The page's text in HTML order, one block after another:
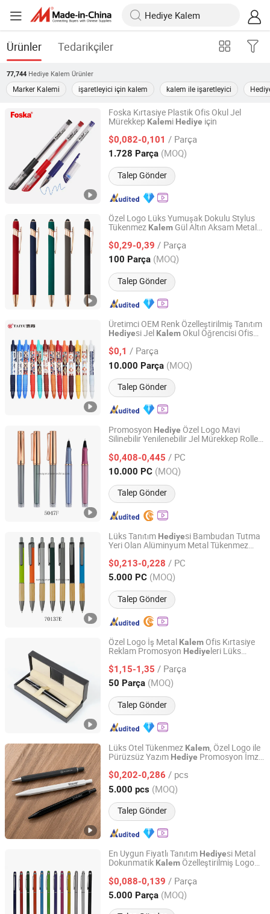
Ürünler Tedarikçiler
77,744 Hediye Kalem Ürünler
Marker Kalemi işaretleyici için kalem kalem ile işaretleyici
Foska Kırtasiye Plastik Ofis Okul Jel
Mürekkep Kalemi Hediye için
$0,082-0,101 / Parça
1.728 Parça (MOQ)
Talep Gönder
Anhui Sunshine Stationery Co., Ltd.
Anhui, China Fiyat 2017
Özel Logo Lüks Yumuşak Dokulu Stylus
Tükenmez Kalem Gül Altın Aksam Metal
$0,29-0,39 / Parça
100 Parça (MOQ)
Talep Gönder
Fuzhou Whole Line Trading Co., Ltd.
Fujian, China Fiyat 2018
Üretimci OEM Renk Özelleştirilmiş Tanıtım
Hediyesi Jel Kalem Okul Öğrencisi Ofis
$0,1 / Parça
10.000 Parça (MOQ)
Talep Gönder
Ningbo Taiyu Stationery Co., Ltd.
Zhejiang, China Fiyat 2014
Promosyon Hediye Özel Logo Mavi
Silinebilir Yenilenebilir Jel Mürekkep Roller
$0,408-0,445 / PC
10.000 PC (MOQ)
Talep Gönder
Ningbo Blue Bridge Import & Export Co.,Ltd
Zhejiang, China Fiyat 2026
Lüks Tanıtım Hediyesi Bambudan Tutma
Yeri Olan Alüminyum Metal Tükenmez
$0,213-0,228 / PC
5.000 PC (MOQ)
Talep Gönder
Ningbo Blue Bridge Import & Export Co.,Ltd
Zhejiang, China Fiyat 2026
Özel Logo İş Metal Kalem Ofis Kırtasiye
Reklam Promosyon Hediyeleri Lüks
$1,15-1,35 / Parça
50 Parça (MOQ)
Talep Gönder
Taizhou EEGO Industry & Trade Co., Ltd.
Zhejiang, China Fiyat 2021
Lüks Otel Tükenmez Kalem, Özel Logo ile
Pürüzsüz Yazım Hediye Promosyon İmza
$0,202-0,286 / pcs
5.000 pcs (MOQ)
Talep Gönder
JiangSu QianYiFan International Trading Co.,Ltd
Jiangsu, China Fiyat 2023
En Uygun Fiyatlı Tanıtım Hediyesi Metal
Dokunmatik Kalem Özelleştirilmiş Logo
$0,088-0,139 / Parça
5.000 Parça (MOQ)
Ningbo Hi-Tech Zone Sengfeng Imp. & Exp. Co., Ltd.
Zhejiang, China Fiyat 2019